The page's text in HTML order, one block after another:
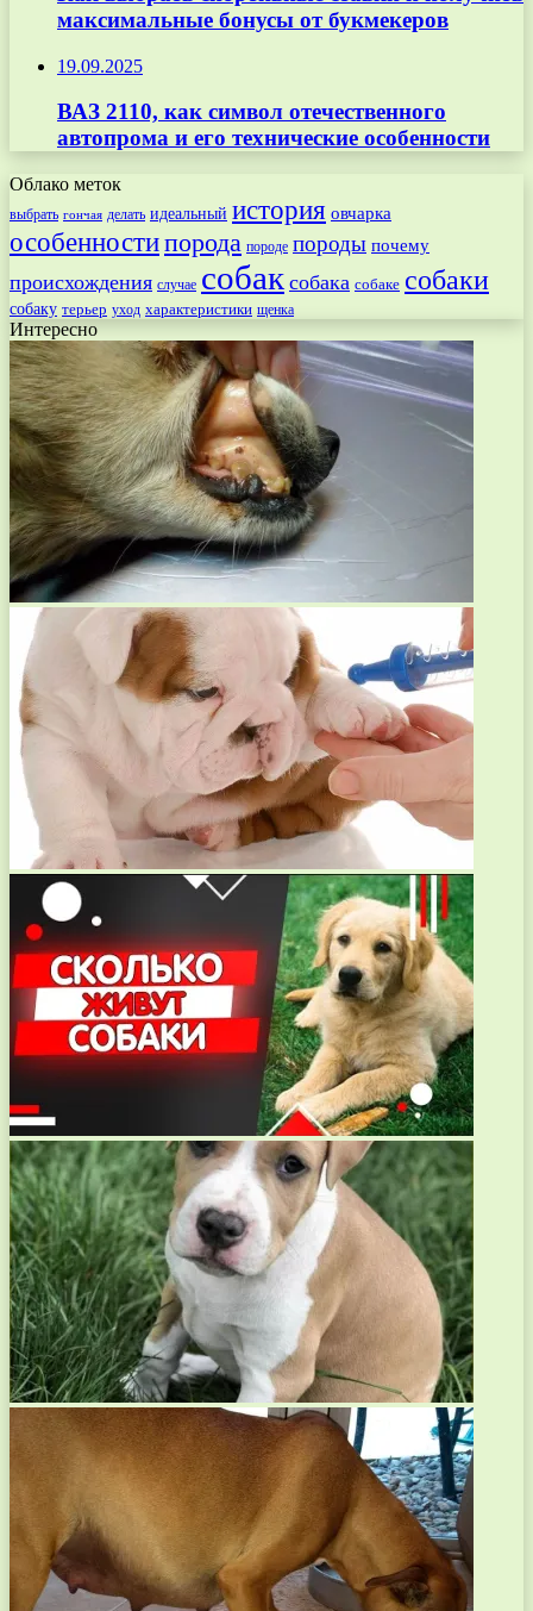
максимальные бонусы от букмекеров
19.09.2025
ВАЗ 2110, как символ отечественного
автопрома и его технические особенности
Облако меток
выбрать гончая делать идеальный история овчарка
особенностипорода породе породы почему
происхождения случае собак собака собаке собаки
собаку терьер уход характеристики щенка
Интересно